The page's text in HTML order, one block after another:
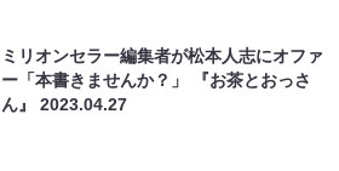
ミリオンセラー編集者が松本人志にオファ
ー「本書きませんか？」 『お茶とおっさ
ん』2023.04.27